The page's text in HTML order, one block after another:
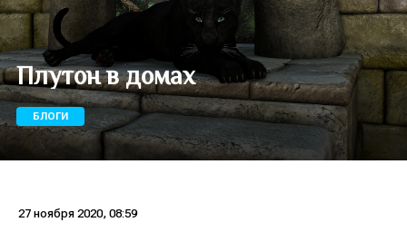
Плутон в домах
БЛОГИ
27 ноября 2020, 08:59